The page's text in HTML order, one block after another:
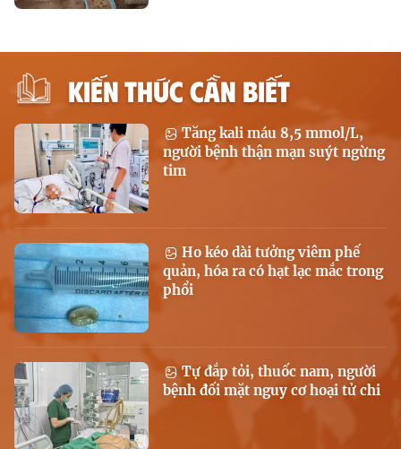
KIẾN THỨC CẦN BIẾT
Tăng kali máu 8,5 mmol/L,
người bệnh thận mạn suýt ngừng
tim
Ho kéo dài tưởng viêm phế
quản, hóa ra có hạt lạc mắc trong
phổi
Tự đắp tỏi, thuốc nam, người
bệnh đối mặt nguy cơ hoại tử chi